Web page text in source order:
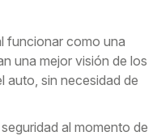
funcionar como una
una mejor visión de los
auto, sin necesidad de
al momento de